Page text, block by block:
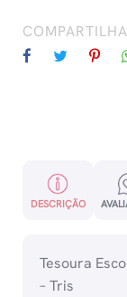
DESCRIÇÃO
Tesoura
– Tris